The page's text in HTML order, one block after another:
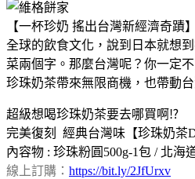
【一杯珍奶 搖出台灣新經濟奇蹟】
全球的飲食文化，說到日本就想
菜兩個字。那麼台灣呢？你一定
珍珠奶茶帶來無限商機，也帶動
超級想喝珍珠奶茶要去哪買啊⁉
完美復刻 經典台灣味【珍珠奶茶
內容物 : 珍珠粉圓500g-1包 / 北海
線上訂購： https://bit.ly/2JfUrxv